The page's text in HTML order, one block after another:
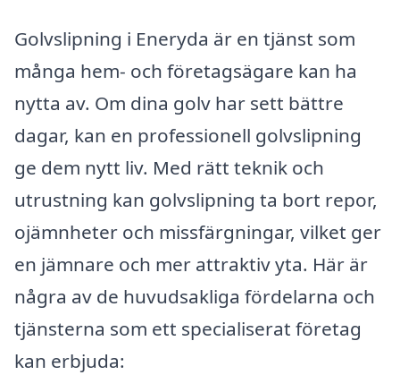
Golvslipning i Eneryda är en tjänst som
många hem- och företagsägare kan ha
nytta av. Om dina golv har sett bättre
dagar, kan en professionell golvslipning
ge dem nytt liv. Med rätt teknik och
utrustning kan golvslipning ta bort repor,
ojämnheter och missfärgningar, vilket ger
en jämnare och mer attraktiv yta. Här är
några av de huvudsakliga fördelarna och
tjänsterna som ett specialiserat företag
kan erbjuda: